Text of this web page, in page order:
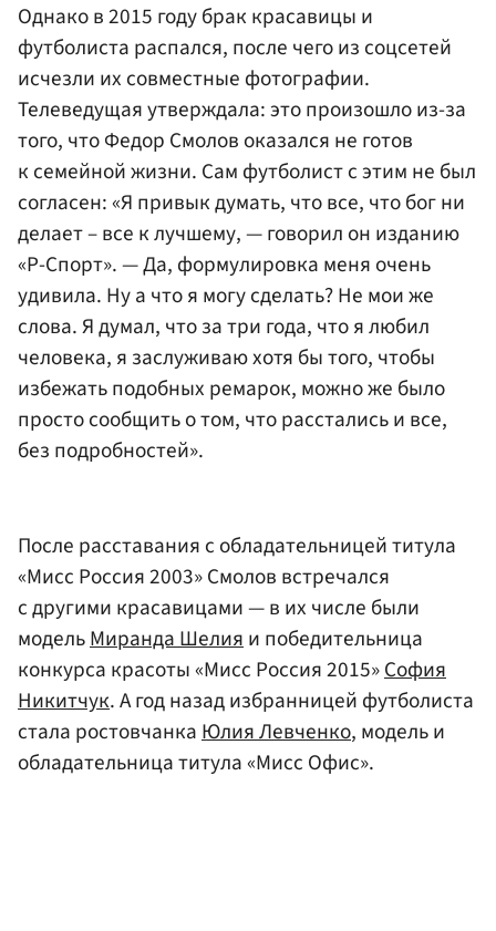
Однако в 2015 году брак красавицы и
футболиста распался, после чего из соцсетей
исчезли их совместные фотографии.
Телеведущая утверждала: это произошло из-за
того, что Федор Смолов оказался не готов
к семейной жизни. Сам футболист с этим не был
согласен: «Я привык думать, что все, что бог ни
делает – все к лучшему, — говорил он изданию
«Р-Спорт». — Да, формулировка меня очень
удивила. Ну а что я могу сделать? Не мои же
слова. Я думал, что за три года, что я любил
человека, я заслуживаю хотя бы того, чтобы
избежать подобных ремарок, можно же было
просто сообщить о том, что расстались и все,
без подробностей».
После расставания с обладательницей титула
«Мисс Россия 2003» Смолов встречался
с другими красавицами — в их числе были
модельМиранда Шелияи победительница
конкурса красоты «Мисс Россия 2015»София
Никитчук. А год назад избранницей футболиста
стала ростовчанкаЮлия Левченко, модель и
обладательница титула «Мисс Офис».